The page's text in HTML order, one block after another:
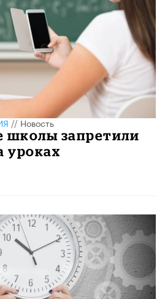
//Новость
школы запретили
уроках